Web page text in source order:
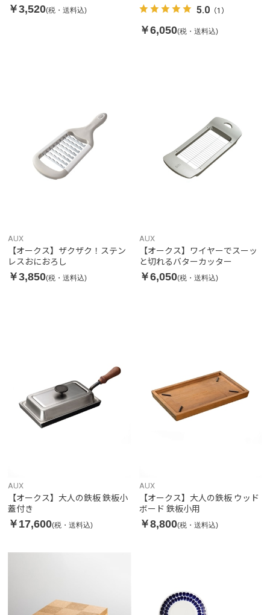
￥3,520(税・送料込) 5.0（1）
￥6,050(税・送料込)
AUX
【オークス】ザクザク！ステン
レスおにおろし
￥3,850(税・送料込)
AUX
【オークス】ワイヤーでスーッ
と切れるバターカッター
￥6,050(税・送料込)
AUX
【オークス】大人の鉄板 鉄板小
蓋付き
￥17,600(税・送料込)
AUX
【オークス】大人の鉄板 ウッド
ボード 鉄板小用
￥8,800(税・送料込)